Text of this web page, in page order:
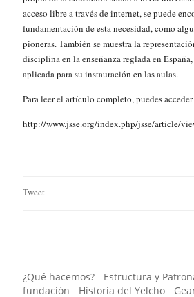
acceso libre a través de internet, se puede
fundamentación de esta necesidad, como
pioneras. También se muestra la
disciplina en la enseñanza reglada en
aplicada para su instauración en las aulas.
Para leer el artículo completo, puedes
http://www.jsse.org/index.php/jsse/article/
Tweet
¿Qué hacemos? Estructura y
fundación
Historia del Yelcho